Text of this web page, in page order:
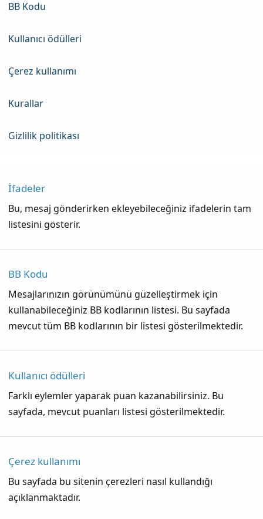
BB Kodu
Kullanıcı ödülleri
Çerez kullanımı
Kurallar
Gizlilik politikası
İfadeler
Bu, mesaj gönderirken ekleyebileceğiniz ifadelerin tam
listesini gösterir.
BB Kodu
Mesajlarınızın görünümünü güzelleştirmek için
kullanabileceğiniz BB kodlarının listesi. Bu sayfada
mevcut tüm BB kodlarının bir listesi gösterilmektedir.
Kullanıcı ödülleri
Farklı eylemler yaparak puan kazanabilirsiniz. Bu
sayfada, mevcut puanları listesi gösterilmektedir.
Çerez kullanımı
Bu sayfada bu sitenin çerezleri nasıl kullandığı
açıklanmaktadır.